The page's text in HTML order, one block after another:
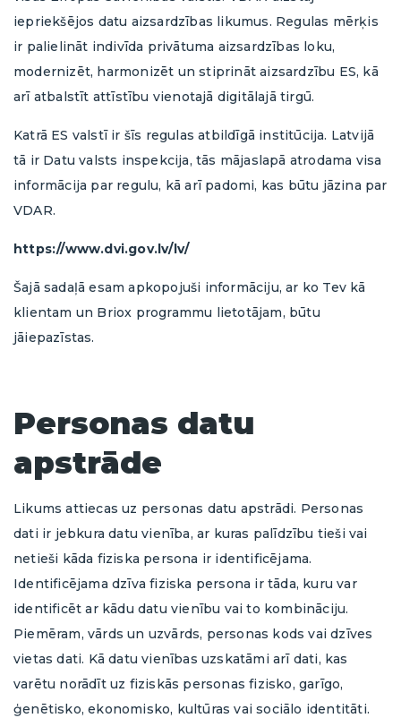
iepriekšējos datu aizsardzības likumus. Regulas mērķis
ir palielināt indivīda privātuma aizsardzības loku,
modernizēt, harmonizēt un stiprināt aizsardzību ES, kā
arī atbalstīt attīstību vienotajā digitālajā tirgū.
Katrā ES valstī ir šīs regulas atbildīgā institūcija. Latvijā
tā ir Datu valsts inspekcija, tās mājaslapā atrodama visa
informācija par regulu, kā arī padomi, kas būtu jāzina par
VDAR.
https://www.dvi.gov.lv/lv/
Šajā sadaļā esam apkopojuši informāciju, ar ko Tev kā
klientam un Briox programmu lietotājam, būtu
jāiepazīstas.
Personas datu
apstrāde
Likums attiecas uz personas datu apstrādi. Personas
dati ir jebkura datu vienība, ar kuras palīdzību tieši vai
netieši kāda fiziska persona ir identificējama.
Identificējama dzīva fiziska persona ir tāda, kuru var
identificēt ar kādu datu vienību vai to kombināciju.
Piemēram, vārds un uzvārds, personas kods vai dzīves
vietas dati. Kā datu vienības uzskatāmi arī dati, kas
varētu norādīt uz fiziskās personas fizisko, garīgo,
ģenētisko, ekonomisko, kultūras vai sociālo identitāti.
Iesniegt
Tālruņa numurs*
Es piekrītu saņemt informāciju atbilstoši
privātuma politikai .
Iesniegt
Savam uzņēmumam
Ja esat uzņēmējs, kurš vēlas izmantot Briox,
Jūsu grāmatvedis palīdzēs uzsākt darbu.
Briox uzņēmumiem
Savam uzņēmumam
Ja esat uzņēmējs, kurš vēlas izmantot Briox,
Jūsu grāmatvedis palīdzēs uzsākt darbu vai
iegādāties Briox tiešsaistē, atverot saiti tālāk.
Pirkt
Savam uzņēmumam
Ja esat uzņēmējs, kurš vēlas izmantot Briox,
Jūsu grāmatvedis palīdzēs uzsākt darbu vai
iegādāties Briox tiešsaistē, atverot saiti tālāk.
Pirkt